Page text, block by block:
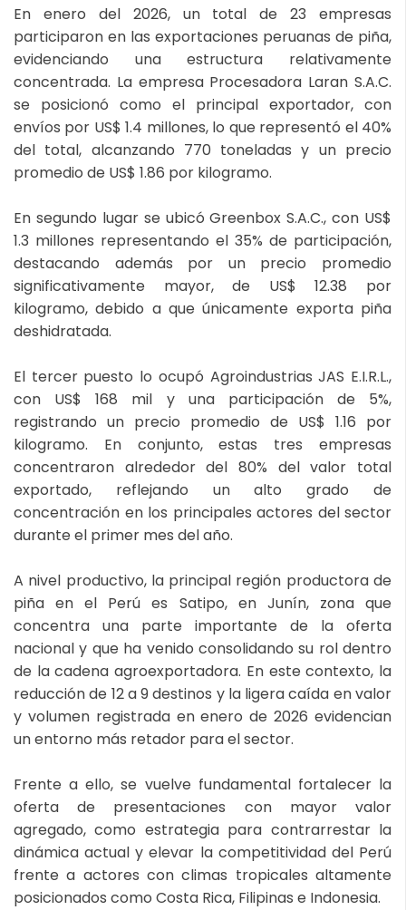
En enero del 2026, un total de 23 empresas
participaron en las exportaciones peruanas de piña,
evidenciando una estructura relativamente
concentrada. La empresa Procesadora Laran S.A.C.
se posicionó como el principal exportador, con
envíos por US$ 1.4 millones, lo que representó el 40%
del total, alcanzando 770 toneladas y un precio
promedio de US$ 1.86 por kilogramo.
En segundo lugar se ubicó Greenbox S.A.C., con US$
1.3 millones representando el 35% de participación,
destacando además por un precio promedio
significativamente mayor, de US$ 12.38 por
kilogramo, debido a que únicamente exporta piña
deshidratada.
El tercer puesto lo ocupó Agroindustrias JAS E.I.R.L.,
con US$ 168 mil y una participación de 5%,
registrando un precio promedio de US$ 1.16 por
kilogramo. En conjunto, estas tres empresas
concentraron alrededor del 80% del valor total
exportado, reflejando un alto grado de
concentración en los principales actores del sector
durante el primer mes del año.
A nivel productivo, la principal región productora de
piña en el Perú es Satipo, en Junín, zona que
concentra una parte importante de la oferta
nacional y que ha venido consolidando su rol dentro
de la cadena agroexportadora. En este contexto, la
reducción de 12 a 9 destinos y la ligera caída en valor
y volumen registrada en enero de 2026 evidencian
un entorno más retador para el sector.
Frente a ello, se vuelve fundamental fortalecer la
oferta de presentaciones con mayor valor
agregado, como estrategia para contrarrestar la
dinámica actual y elevar la competitividad del Perú
frente a actores con climas tropicales altamente
posicionados como Costa Rica, Filipinas e Indonesia.